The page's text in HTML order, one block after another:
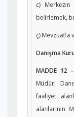
c) Merkezin
belirlemek,
ç) Mevzuatla
Danışma
MADDE 12 –
Müdür,
faaliyet
alanlarının